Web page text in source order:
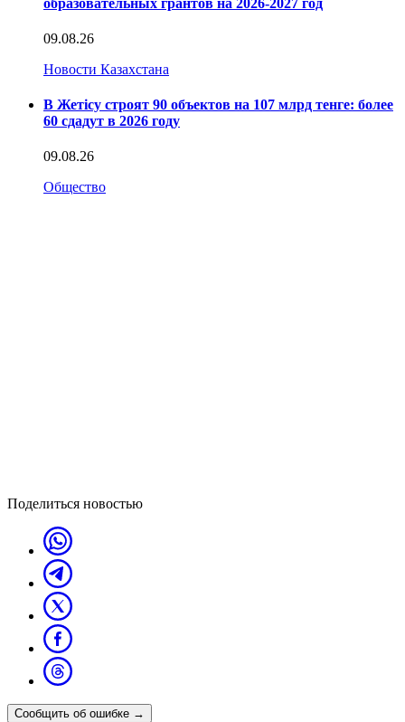
09.08.26
Новости Казахстана
В Жетісу строят 90 объектов на 107 млрд тенге: более
60 сдадут в 2026 году
09.08.26
Общество
Поделиться новостью
Сообщить об ошибке →